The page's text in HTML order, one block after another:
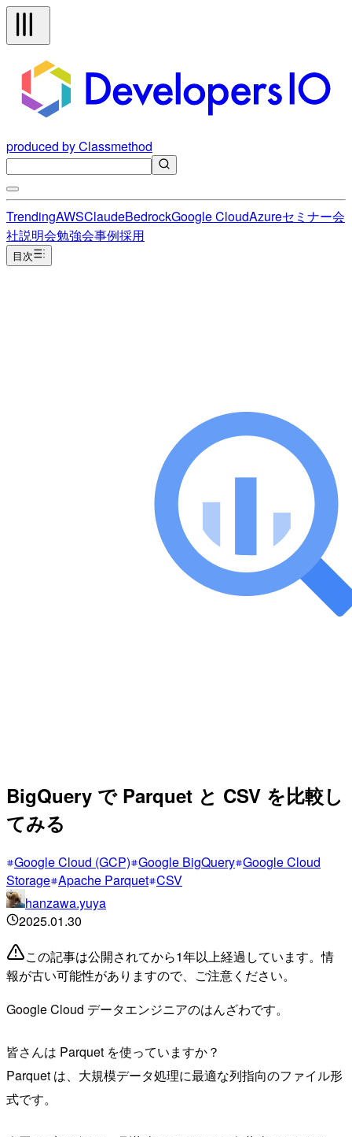
produced by Classmethod
TrendingAWSClaudeBedrockGoogle CloudAzureセミナー会
社説明会勉強会事例採用
目次
BigQuery で Parquet と CSV を比較し
てみる
Google Cloud (GCP) Google BigQuery Google Cloud
Storage Apache Parquet CSV
hanzawa.yuya
2025.01.30
この記事は公開されてから1年以上経過しています。情
報が古い可能性がありますので、ご注意ください。
Google Cloud データエンジニアのはんざわです。
皆さんは Parquet を使っていますか？
Parquet は、大規模データ処理に最適な列指向のファイル形
式です。